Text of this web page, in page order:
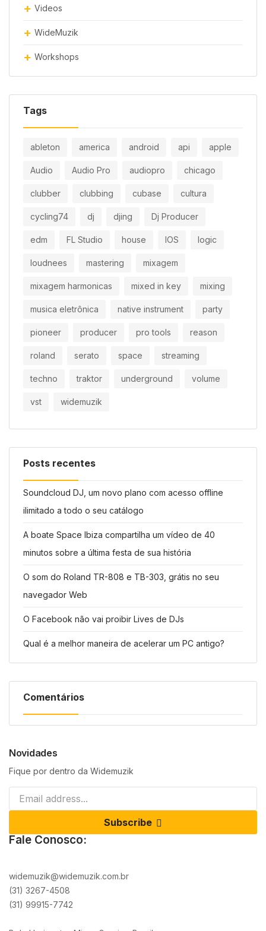
Videos
WideMuzik
Workshops
Tags
ableton america android api apple
Audio Audio Pro audiopro chicago
clubber clubbing cubase cultura
cycling74 dj djing Dj Producer
edm FL Studio house IOS logic
loudnees mastering mixagem
mixagem harmonicas mixed in key mixing
musica eletrônica native instrument party
pioneer producer pro tools reason
roland serato space streaming
techno traktor underground volume
vst widemuzik
Posts recentes
Soundcloud DJ, um novo plano com acesso offline
ilimitado a todo o seu catálogo
A boate Space Ibiza compartilha um vídeo de 40
minutos sobre a última festa de sua história
O som do Roland TR-808 e TB-303, grátis no seu
navegador Web
O Facebook não vai proibir Lives de DJs
Qual é a melhor maneira de acelerar um PC antigo?
Comentários
Novidades
Fique por dentro da Widemuzik
Subscribe
Fale Conosco:
widemuzik@widemuzik.com.br
(31) 3267-4508
(31) 99915-7742